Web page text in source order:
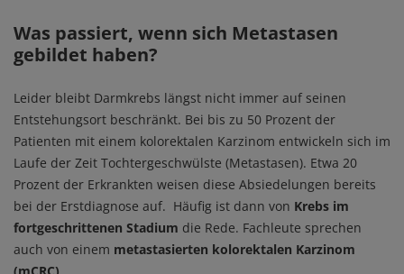
Was passiert, wenn sich Metastasen
gebildet haben?
Leider bleibt Darmkrebs längst nicht immer auf seinen
Entstehungsort beschränkt. Bei bis zu 50 Prozent der
Patienten mit einem kolorektalen Karzinom entwickeln sich im
Laufe der Zeit Tochtergeschwülste (Metastasen). Etwa 20
Prozent der Erkrankten weisen diese Absiedelungen bereits
bei der Erstdiagnose auf. Häufig ist dann von Krebs im
fortgeschrittenen Stadium die Rede. Fachleute sprechen
auch von einem metastasierten kolorektalen Karzinom